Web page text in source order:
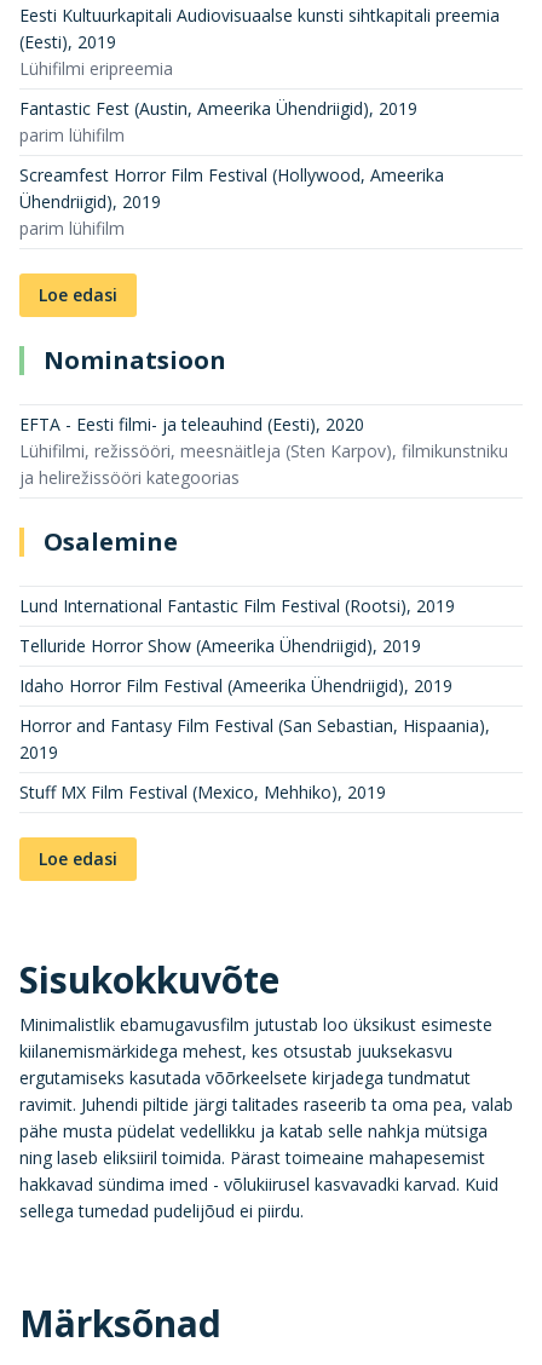
Eesti Kultuurkapitali Audiovisuaalse kunsti sihtkapitali preemia
(Eesti), 2019
Lühifilmi eripreemia
Fantastic Fest (Austin, Ameerika Ühendriigid), 2019
parim lühifilm
Screamfest Horror Film Festival (Hollywood, Ameerika
Ühendriigid), 2019
parim lühifilm
Loe edasi
Nominatsioon
EFTA - Eesti filmi- ja teleauhind (Eesti), 2020
Lühifilmi, režissööri, meesnäitleja (Sten Karpov), filmikunstniku
ja helirežissööri kategoorias
Osalemine
Lund International Fantastic Film Festival (Rootsi), 2019
Telluride Horror Show (Ameerika Ühendriigid), 2019
Idaho Horror Film Festival (Ameerika Ühendriigid), 2019
Horror and Fantasy Film Festival (San Sebastian, Hispaania),
2019
Stuff MX Film Festival (Mexico, Mehhiko), 2019
Loe edasi
Sisukokkuvõte
Minimalistlik ebamugavusfilm jutustab loo üksikust esimeste
kiilanemismärkidega mehest, kes otsustab juuksekasvu
ergutamiseks kasutada võõrkeelsete kirjadega tundmatut
ravimit. Juhendi piltide järgi talitades raseerib ta oma pea, valab
pähe musta püdelat vedellikku ja katab selle nahkja mütsiga
ning laseb eliksiiril toimida. Pärast toimeaine mahapesemist
hakkavad sündima imed - võlukiirusel kasvavadki karvad. Kuid
sellega tumedad pudelijõud ei piirdu.
Märksõnad